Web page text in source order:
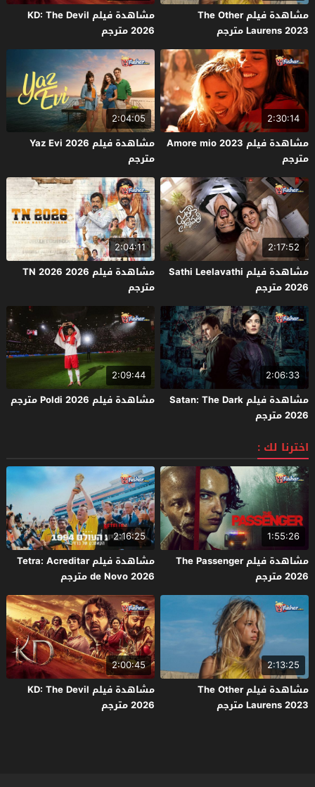
مشاهدة فيلم The Other
Laurens 2023 مترجم
مشاهدة فيلم KD: The Devil
2026 مترجم
2:30:14
مشاهدة فيلم Amore mio 2023
مترجم
2:04:05
مشاهدة فيلم Yaz Evi 2026
مترجم
2:17:52
مشاهدة فيلم Sathi Leelavathi
2026 مترجم
2:04:11
مشاهدة فيلم TN 2026 2026
مترجم
2:06:33
مشاهدة فيلم Satan: The Dark
2026 مترجم
2:09:44
مشاهدة فيلم Poldi 2026 مترجم
اخترنا لك :
1:55:26
مشاهدة فيلم The Passenger
2026 مترجم
2:16:25
مشاهدة فيلم Tetra: Acreditar
de Novo 2026 مترجم
2:13:25
مشاهدة فيلم The Other
Laurens 2023 مترجم
2:00:45
مشاهدة فيلم KD: The Devil
2026 مترجم